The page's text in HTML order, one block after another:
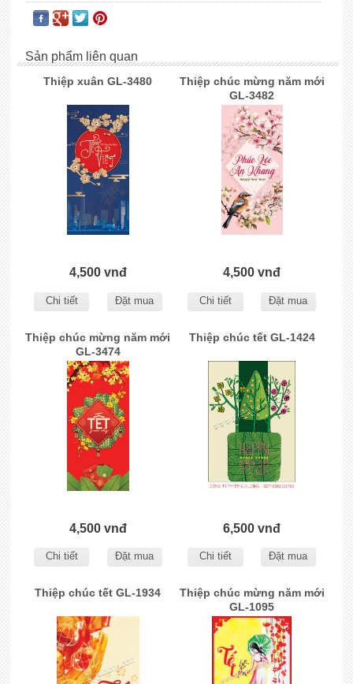
Sản phẩm liên quan
Thiệp xuân GL-3480
4,500 vnđ
Chi tiết Đặt mua
Thiệp chúc mừng năm mới
GL-3482
4,500 vnđ
Chi tiết Đặt mua
Thiệp chúc mừng năm mới
GL-3474
4,500 vnđ
Chi tiết Đặt mua
Thiệp chúc tết GL-1424
6,500 vnđ
Chi tiết Đặt mua
Thiệp chúc tết GL-1934
Thiệp chúc mừng năm mới
GL-1095